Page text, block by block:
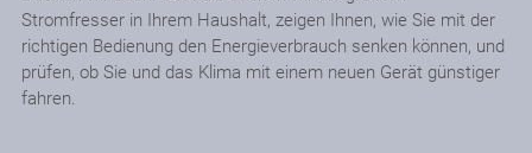
Stromfresser in Ihrem Haushalt, zeigen Ihnen, wie Sie mit der
richtigen Bedienung den Energieverbrauch senken können, und
prüfen, ob Sie und das Klima mit einem neuen Gerät günstiger
fahren.